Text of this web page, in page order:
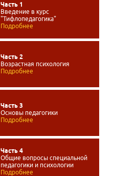
Часть 1
Введение в курс
"Тифлопедагогика"
Подробнее
Часть 2
Возрастная психология
Подробнее
Часть 3
Основы педагогики
Подробнее
Часть 4
Общие вопросы специальной
педагогики и психологии
Подробнее